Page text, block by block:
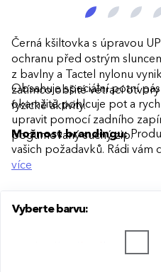
Černá kšiltovka s úpravou
ochranu před ostrým
z bavlny a Tactel nylonu
zatímco obšité větrací
fyzické aktivity.
Obsahuje speciální potní
okamžitě pohlcuje pot a
upravit pomocí zadního
pogumovaný suchý zip.
Možnost brandingu:
vašich požadavků. Rádi
technologii potisku s
více
Vyberte barvu: